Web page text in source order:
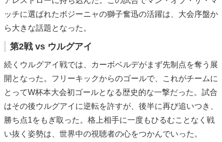
ッチに選ばれたボジーニャの獅子奮迅の活躍は、大会序盤か
ら大きな話題となった。
第2戦 vs ウルグアイ
続くウルグアイ戦では、カーボベルデがまず先制点を奪う展
開となった。フリーキックからのゴールで、これがチームに
とってW杯本大会初ゴールとなる歴史的な一撃だった。試合
はその後ウルグアイに逆転を許すが、後半に再び追いつき、
勝ち点1をもぎ取った。格上相手に一度もひるむことなく戦
い抜く姿勢は、世界中の視聴者の心をつかんでいった。